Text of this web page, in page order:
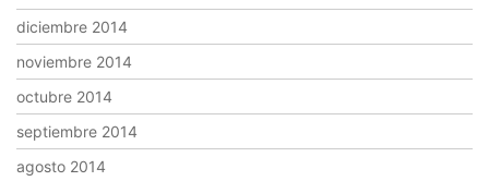
diciembre 2014
noviembre 2014
octubre 2014
septiembre 2014
agosto 2014